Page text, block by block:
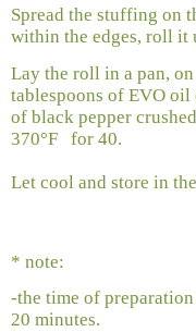
Spread the stuffing on
within the edges, roll it
Lay the roll in a pan,
tablespoons of EVO
of black pepper
370°F
for 40.
Let cool and store in
* note:
-the time of
20 minutes.